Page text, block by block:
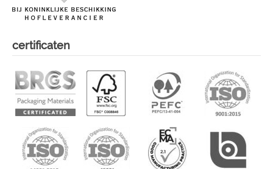
certificaten